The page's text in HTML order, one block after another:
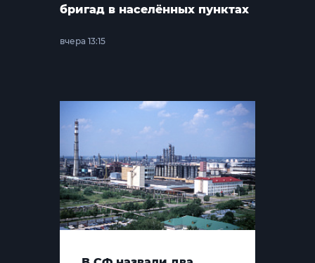
бригад в населённых пунктах
вчера 13:15